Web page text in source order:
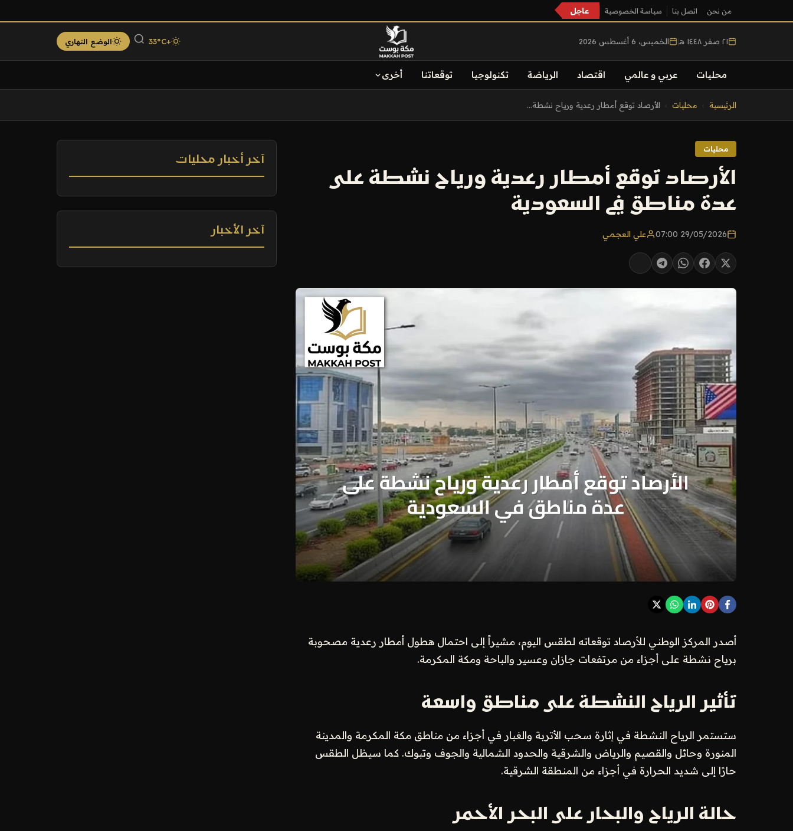
من نحن اتصل بنا سياسة الخصوصية عاجل
٢١ صفر ١٤٤٨ هـ | الخميس، 6 أغسطس 2026 +33°C الوضع النهاري
محليات عربي و عالمي اقتصاد الرياضة تكنولوجيا توقعاتنا أخرى
الرئيسية محليات الأرصاد توقع أمطار رعدية ورياح نشطة...
محليات
الأرصاد توقع أمطار رعدية ورياح نشطة على
عدة مناطق في السعودية
29/05/2026 07:00 علي العجمي
أصدر المركز الوطني للأرصاد توقعاته لطقس اليوم، مشيراً إلى احتمال هطول أمطار رعدية مصحوبة
برياح نشطة على أجزاء من مرتفعات جازان وعسير والباحة ومكة المكرمة.
تأثير الرياح النشطة على مناطق واسعة
ستستمر الرياح النشطة في إثارة سحب الأتربة والغبار في أجزاء من مناطق مكة المكرمة والمدينة
المنورة وحائل والقصيم والرياض والشرقية والحدود الشمالية والجوف وتبوك. كما سيظل الطقس
حارًا إلى شديد الحرارة في أجزاء من المنطقة الشرقية.
حالة الرياح والبحار على البحر الأحمر
آخر أخبار محليات
آخر الأخبار